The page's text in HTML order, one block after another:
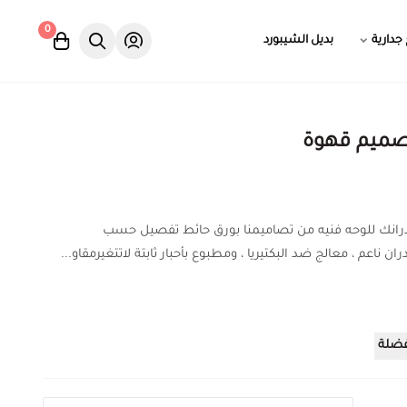
جدارية بديل الشيبورد
0
قهوة
للوحه فنيه من تصاميمنا بورق حائط تفصيل حسب
ناعم ، معالج ضد البكتيريا ، ومطبوع بأحبار ثابتة لاتتغيرمقاو...